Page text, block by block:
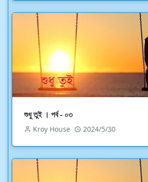
শুধু তুই । পর্ব - ০৩
Kroy House 2024/5/30